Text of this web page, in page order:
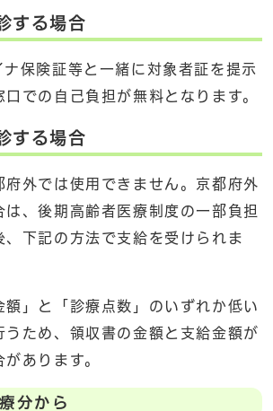
する場合
ナ保険証等と一緒に対象者証を提示
での自己負担が無料となります。
する場合
府外では使用できません。京都府外
は、後期高齢者医療制度の一部負担
、下記の方法で支給を受けられま
額」と「診療点数」のいずれか低い
うため、領収書の金額と支給金額が
あります。
分から